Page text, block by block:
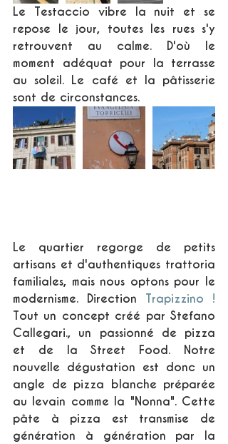
Le Testaccio vibre la nuit et se
repose le jour, toutes les rues s'y
retrouvent au calme. D'où le
moment adéquat pour la terrasse
au soleil. Le café et la pâtisserie
sont de circonstances.
Le quartier regorge de petits
artisans et d'authentiques trattoria
familiales, mais nous optons pour le
modernisme. Direction Trapizzino
Tout un concept créé par Stefano
Callegari., un passionné de pizza
et de la Street Food. Notre
nouvelle dégustation est donc un
angle de pizza blanche préparée
au levain comme la "Nonna". Cette
pâte à pizza est transmise de
génération à génération par la